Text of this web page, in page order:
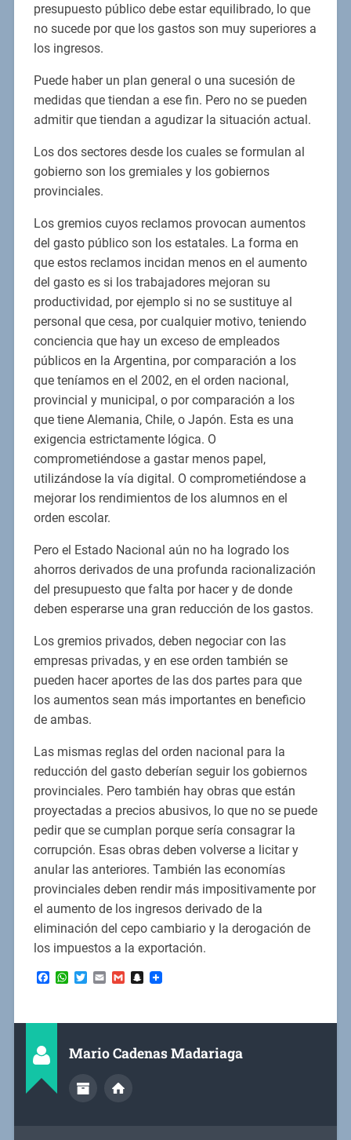
presupuesto público debe estar equilibrado, lo que
no sucede por que los gastos son muy superiores a
los ingresos.
Puede haber un plan general o una sucesión de
medidas que tiendan a ese fin. Pero no se pueden
admitir que tiendan a agudizar la situación actual.
Los dos sectores desde los cuales se formulan al
gobierno son los gremiales y los gobiernos
provinciales.
Los gremios cuyos reclamos provocan aumentos
del gasto público son los estatales. La forma en
que estos reclamos incidan menos en el aumento
del gasto es si los trabajadores mejoran su
productividad, por ejemplo si no se sustituye al
personal que cesa, por cualquier motivo, teniendo
conciencia que hay un exceso de empleados
públicos en la Argentina, por comparación a los
que teníamos en el 2002, en el orden nacional,
provincial y municipal, o por comparación a los
que tiene Alemania, Chile, o Japón. Esta es una
exigencia estrictamente lógica. O
comprometiéndose a gastar menos papel,
utilizándose la vía digital. O comprometiéndose a
mejorar los rendimientos de los alumnos en el
orden escolar.
Pero el Estado Nacional aún no ha logrado los
ahorros derivados de una profunda racionalización
del presupuesto que falta por hacer y de donde
deben esperarse una gran reducción de los gastos.
Los gremios privados, deben negociar con las
empresas privadas, y en ese orden también se
pueden hacer aportes de las dos partes para que
los aumentos sean más importantes en beneficio
de ambas.
Las mismas reglas del orden nacional para la
reducción del gasto deberían seguir los gobiernos
provinciales. Pero también hay obras que están
proyectadas a precios abusivos, lo que no se puede
pedir que se cumplan porque sería consagrar la
corrupción. Esas obras deben volverse a licitar y
anular las anteriores. También las economías
provinciales deben rendir más impositivamente por
el aumento de los ingresos derivado de la
eliminación del cepo cambiario y la derogación de
los impuestos a la exportación.
Facebook
WhatsApp
Twitter
EmailGmailSnapchat
Mario Cadenas Madariaga